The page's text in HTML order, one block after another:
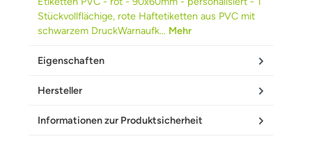
Stückvollflächige, rote Haftetiketten aus PVC mit
schwarzem DruckWarnaufk… Mehr
Eigenschaften
Hersteller
Informationen zur Produktsicherheit